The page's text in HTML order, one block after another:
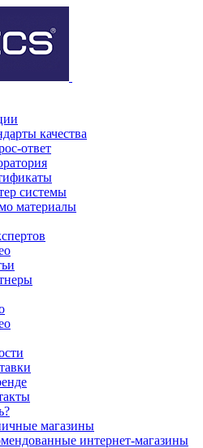
качества
ответ
системы
материалы
магазины
интернет-магазины